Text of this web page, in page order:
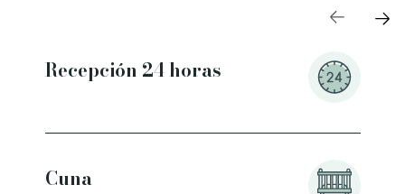
Recepción 24 horas
Cuna